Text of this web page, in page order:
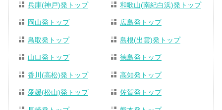
兵庫(神戸)発トップ 和歌山(南紀白浜)発トップ
岡山発トップ 広島発トップ
鳥取発トップ 島根(出雲)発トップ
山口発トップ 徳島発トップ
香川(高松)発トップ 高知発トップ
愛媛(松山)発トップ 佐賀発トップ